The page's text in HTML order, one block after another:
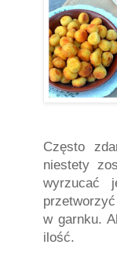
Często
niestety
wyrzucać
w garnku.
ilość.